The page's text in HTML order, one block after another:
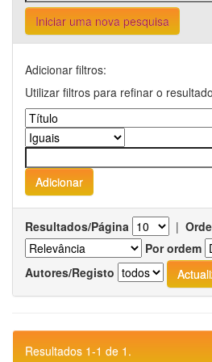
Iniciar uma nova pesquisa
Adicionar filtros:
Utilizar filtros para refinar o
Resultados/Página |
Por ordem
Autores/Registo
Resultados 1-1 de 1.